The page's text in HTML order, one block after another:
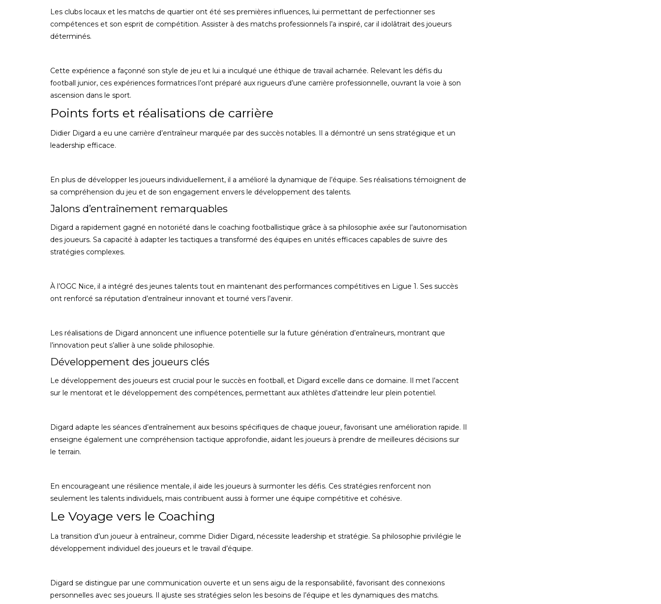
Les clubs locaux et les matchs de quartier ont été ses premières influences, lui permettant de perfectionner ses
compétences et son esprit de compétition. Assister à des matchs professionnels l’a inspiré, car il idolâtrait des joueurs
déterminés.
Cette expérience a façonné son style de jeu et lui a inculqué une éthique de travail acharnée. Relevant les défis du
football junior, ces expériences formatrices l’ont préparé aux rigueurs d’une carrière professionnelle, ouvrant la voie à son
ascension dans le sport.
Points forts et réalisations de carrière
Didier Digard a eu une carrière d’entraîneur marquée par des succès notables. Il a démontré un sens stratégique et un
leadership efficace.
En plus de développer les joueurs individuellement, il a amélioré la dynamique de l’équipe. Ses réalisations témoignent de
sa compréhension du jeu et de son engagement envers le développement des talents.
Jalons d’entraînement remarquables
Digard a rapidement gagné en notoriété dans le coaching footballistique grâce à sa philosophie axée sur l’autonomisation
des joueurs. Sa capacité à adapter les tactiques a transformé des équipes en unités efficaces capables de suivre des
stratégies complexes.
À l’OGC Nice, il a intégré des jeunes talents tout en maintenant des performances compétitives en Ligue 1. Ses succès
ont renforcé sa réputation d’entraîneur innovant et tourné vers l’avenir.
Les réalisations de Digard annoncent une influence potentielle sur la future génération d’entraîneurs, montrant que
l’innovation peut s’allier à une solide philosophie.
Développement des joueurs clés
Le développement des joueurs est crucial pour le succès en football, et Digard excelle dans ce domaine. Il met l’accent
sur le mentorat et le développement des compétences, permettant aux athlètes d’atteindre leur plein potentiel.
Digard adapte les séances d’entraînement aux besoins spécifiques de chaque joueur, favorisant une amélioration rapide. Il
enseigne également une compréhension tactique approfondie, aidant les joueurs à prendre de meilleures décisions sur
le terrain.
En encourageant une résilience mentale, il aide les joueurs à surmonter les défis. Ces stratégies renforcent non
seulement les talents individuels, mais contribuent aussi à former une équipe compétitive et cohésive.
Le Voyage vers le Coaching
La transition d’un joueur à entraîneur, comme Didier Digard, nécessite leadership et stratégie. Sa philosophie privilégie le
développement individuel des joueurs et le travail d’équipe.
Digard se distingue par une communication ouverte et un sens aigu de la responsabilité, favorisant des connexions
personnelles avec ses joueurs. Il ajuste ses stratégies selon les besoins de l’équipe et les dynamiques des matchs.